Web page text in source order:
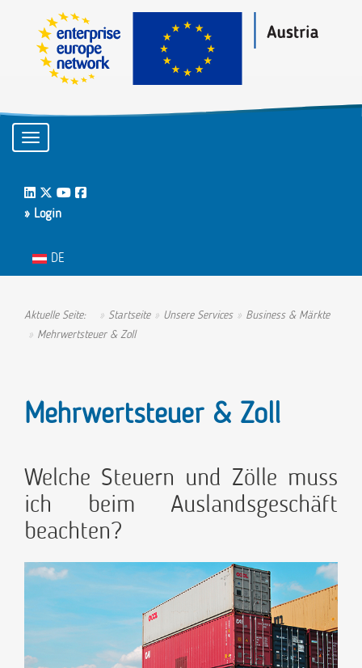
Toggle navigation
LinkedIn
Twitter
Youtube
Facebook
» Login
Sprache auswählen
DE
Aktuelle Seite: Startseite Unsere Services
Business & Märkte
Mehrwertsteuer & Zoll
Mehrwertsteuer & Zoll
Welche Steuern und Zölle muss
ich beim Auslandsgeschäft
beachten?